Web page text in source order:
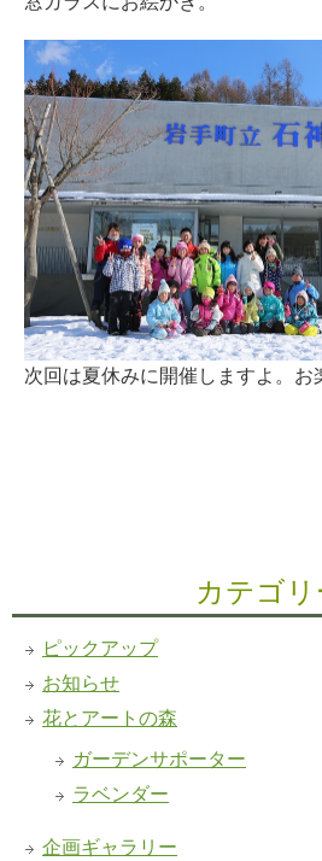
次回は夏休みに開催しますよ。
カテゴリ
ピックアップ
お知らせ
花とアートの森
ガーデンサポーター
ラベンダー
企画ギャラリー